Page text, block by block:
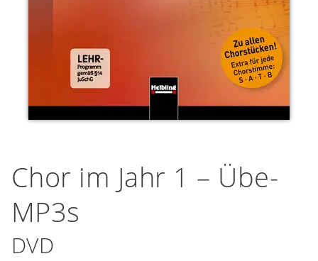
Chor im Jahr 1 – Übe-
MP3s
DVD